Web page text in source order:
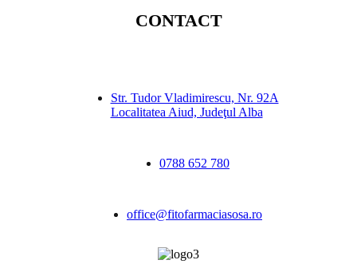
CONTACT
Str. Tudor Vladimirescu, Nr. 92A
Localitatea Aiud, Judeţul Alba
0788 652 780
office@fitofarmaciasosa.ro